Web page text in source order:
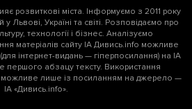
розвиткові міста. Інформуємо з 2011 року
Львові, Україні та світі. Розповідаємо про
технології і бізнес. Аналізуємо
матеріалів сайту ІА Дивись.info можливе
інтернет-видань — гіперпосилання) на ІА
першого абзацу тексту. Використання
можливе лише із посиланням на джерело —
ІА «Дивись.info».